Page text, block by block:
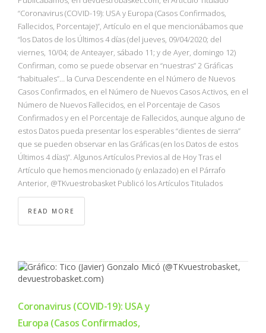
“Coronavirus (COVID-19): USA y Europa (Casos Confirmados,
Fallecidos, Porcentaje)”, Artículo en el que mencionábamos que
“los Datos de los Últimos 4 días (del jueves, 09/04/2020; del
viernes, 10/04; de Anteayer, sábado 11; y de Ayer, domingo 12)
Confirman, como se puede observar en “nuestras” 2 Gráficas
“habituales”… la Curva Descendente en el Número de Nuevos
Casos Confirmados, en el Número de Nuevos Casos Activos, en el
Número de Nuevos Fallecidos, en el Porcentaje de Casos
Confirmados y en el Porcentaje de Fallecidos, aunque alguno de
estos Datos pueda presentar los esperables “dientes de sierra”
que se pueden observar en las Gráficas (en los Datos de estos
Últimos 4 días)”. Algunos Artículos Previos al de Hoy Tras el
Artículo que hemos mencionado (y enlazado) en el Párrafo
Anterior, @TKvuestrobasket Publicó los Artículos Titulados
READ MORE
Coronavirus (COVID-19): USA y
Europa (Casos Confirmados,